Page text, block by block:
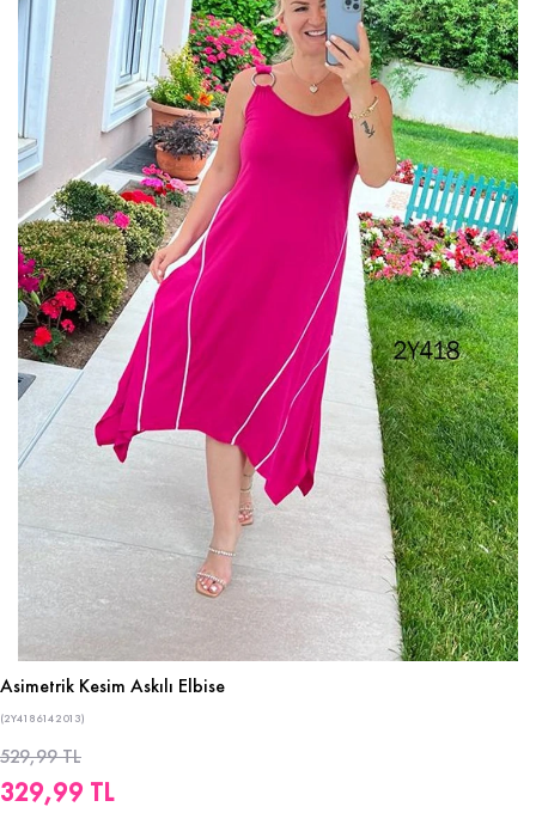
Asimetrik Kesim Askılı Elbise
(2Y4186142013)
529,99 TL
329,99 TL